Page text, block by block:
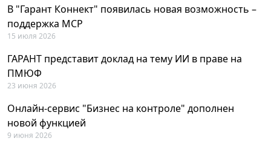
В "Гарант Коннект" появилась новая возможность –
поддержка MCP
15 июля 2026
ГАРАНТ представит доклад на тему ИИ в праве на
ПМЮФ
23 июня 2026
Онлайн-сервис "Бизнес на контроле" дополнен
новой функцией
9 июня 2026